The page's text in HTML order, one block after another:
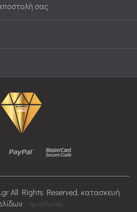
σας
All Rights Reserved. κατασκευή
qualityweb